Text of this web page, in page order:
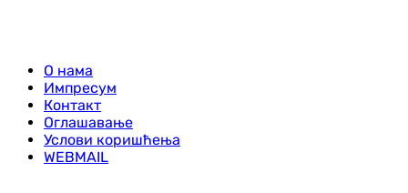
О нама
Импресум
Контакт
Оглашавање
Услови коришћења
WEBMAIL